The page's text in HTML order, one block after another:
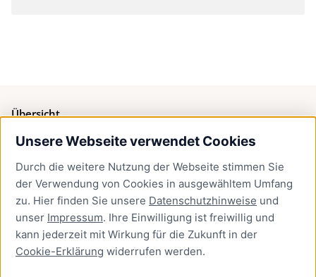
Unsere Webseite verwendet Cookies
Durch die weitere Nutzung der Webseite stimmen Sie
der Verwendung von Cookies in ausgewähltem Umfang
zu. Hier finden Sie unsere Datenschutzhinweise und
unser Impressum. Ihre Einwilligung ist freiwillig und
kann jederzeit mit Wirkung für die Zukunft in der
Cookie-Erklärung widerrufen werden.
Übersicht
Bürgerservice
Presse
Newsletter Lübeck:kompakt
Kontakt
Kontakt